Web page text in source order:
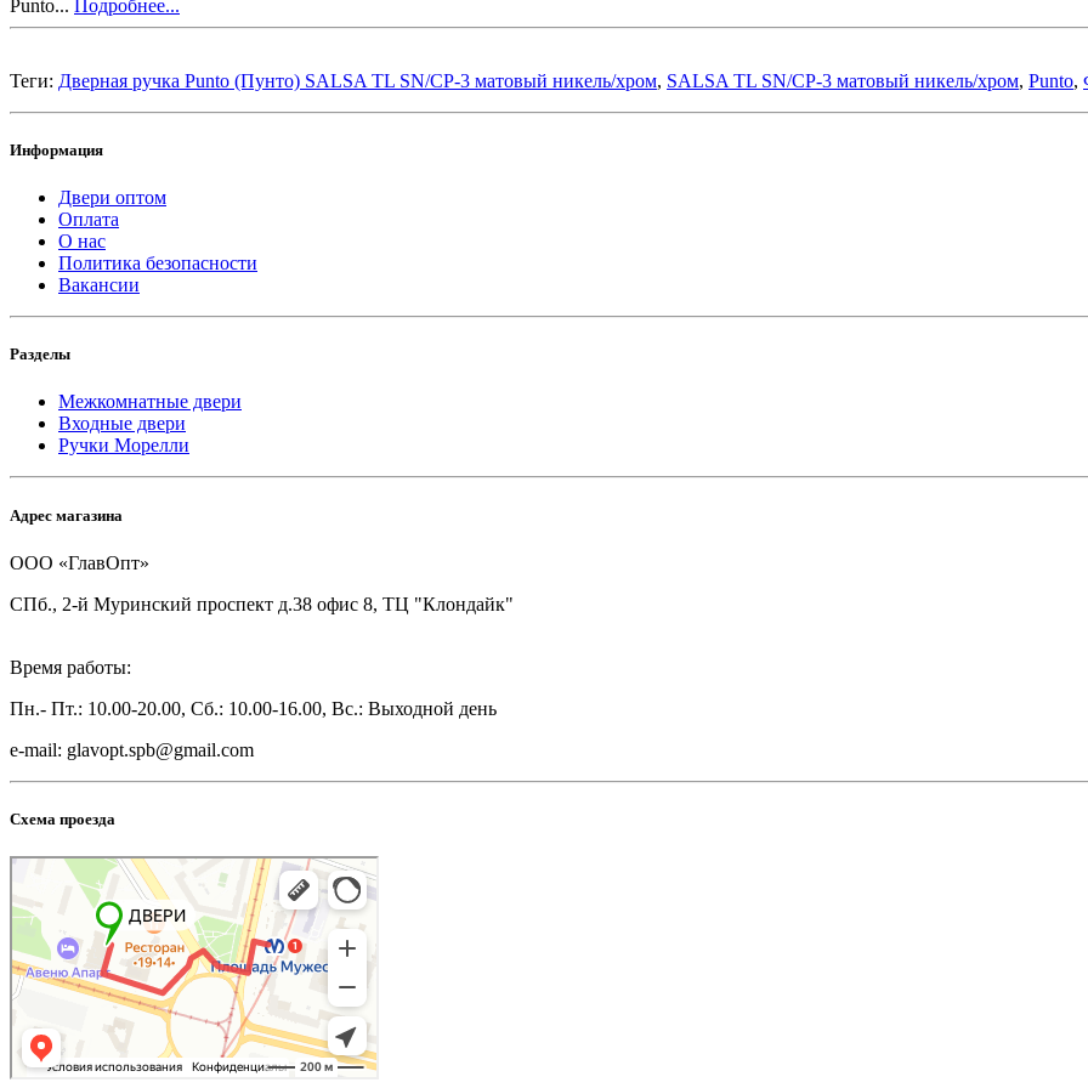
Punto... Подробнее...
Теги: Дверная ручка Punto (Пунто) SALSA TL SN/CP-3 матовый никель/хром, SALSA TL SN/CP-3 матовый никель/хром, Punto,
Информация
Двери оптом
Оплата
О нас
Политика безопасности
Вакансии
Разделы
Межкомнатные двери
Входные двери
Ручки Морелли
Адрес магазина
ООО «ГлавОпт»
СПб., 2-й Муринский проспект д.38 офис 8, ТЦ "Клондайк"
Время работы:
Пн.- Пт.: 10.00-20.00, Сб.: 10.00-16.00, Вс.: Выходной день
e-mail: glavopt.spb@gmail.com
Схема проезда